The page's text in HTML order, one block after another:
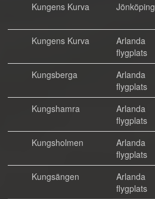
Kungens Kurva Jönköping
Kungens Kurva
Arlanda
flygplats
Kungsberga
Arlanda
flygplats
Kungshamra
Arlanda
flygplats
Kungsholmen
Arlanda
flygplats
Kungsängen
Arlanda
flygplats